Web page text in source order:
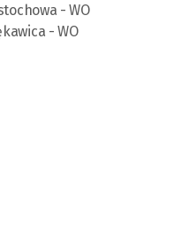
- WO
- WO